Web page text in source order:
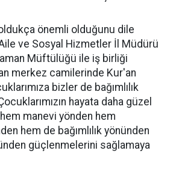
önemli olduğunu dile
ve Sosyal Hizmetler İl Müdürü
Müftülüğü ile iş birliği
merkez camilerinde Kur'an
bizler de bağımlılık
hayata daha güzel
hem manevi yönden hem
hem de bağımlılık yönünden
güçlenmelerini sağlamaya